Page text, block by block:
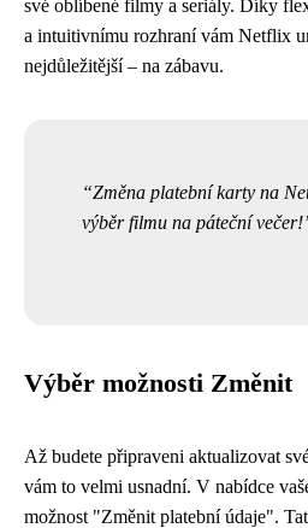
své oblíbené filmy a seriály. Díky
a intuitivnímu rozhraní vám Netflix
nejdůležitější – na zábavu.
Změna platební karty na
výběr filmu na páteční večer!
Výběr možnosti Změnit
Až budete připraveni aktualizovat
vám to velmi usnadní. V nabídce
možnost "Změnit platební údaje".